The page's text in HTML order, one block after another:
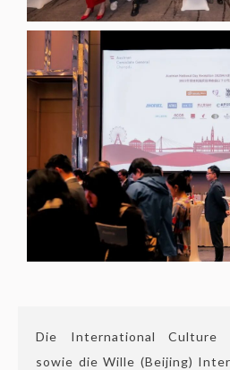
Die International Culture
sowie die Wille (Beijing)